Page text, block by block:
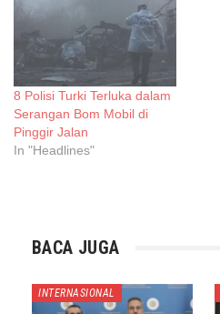
8 Polisi Turki Terluka dalam
Serangan Bom Mobil di
Pinggir Jalan
In "Headlines"
BACA JUGA
INTERNASIONAL